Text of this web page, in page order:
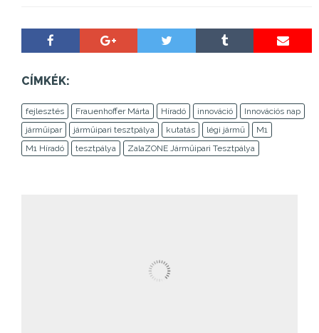
CÍMKÉK:
fejlesztés Frauenhoffer Márta Híradó innováció
Innovációs nap
járműipar
járműipari tesztpálya kutatás légi jármű
M1
M1 Híradó
tesztpálya ZalaZONE Járműipari Tesztpálya